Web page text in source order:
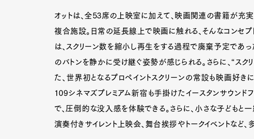
オットは、全53席の上映室に加えて、映画関連の書籍が充実
複合施設。日常の延長線上で映画に触れる、そんなコンセ
は、スクリーン数を縮小し再生をする過程で廃棄予定であ
のバトンを静かに受け継ぐ姿勢が感じられる。さらに、“ス
た、世界初となるプロペイントスクリーンの常設も映画好き
109シネマズプレミアム新宿も手掛けたイースタンサウンド
で、圧倒的な没入感を体験できる。さらに、小さな子どもと
演奏付きサイレント上映会、舞台挨拶やトークイベントなど、